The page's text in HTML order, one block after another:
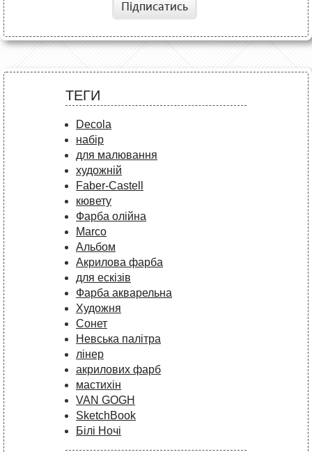
Підписатись
ТЕГИ
Decola
набір
для малювання
художній
Faber-Castell
кювету
Фарба олійна
Marco
Альбом
Акрилова фарба
для ескізів
Фарба акварельна
Художня
Сонет
Невська палітра
лінер
акрилових фарб
мастихін
VAN GOGH
SketchBook
Білі Ночі